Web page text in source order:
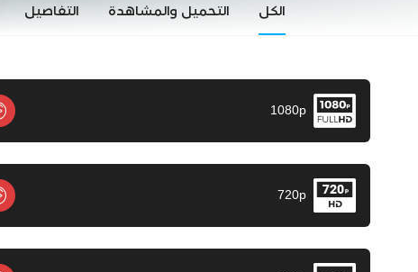
الكل التحميل والمشاهدة التفاصيل
1080p
720p